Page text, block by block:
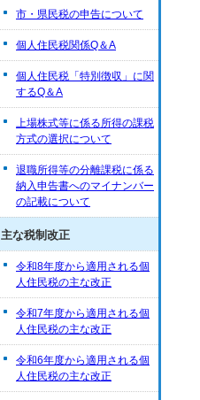
市・県民税の申告について
個人住民税関係Q＆A
個人住民税「特別徴収」に関
するQ＆A
上場株式等に係る所得の課税
方式の選択について
退職所得等の分離課税に係る
納入申告書へのマイナンバー
の記載について
主な税制改正
令和8年度から適用される個
人住民税の主な改正
令和7年度から適用される個
人住民税の主な改正
令和6年度から適用される個
人住民税の主な改正